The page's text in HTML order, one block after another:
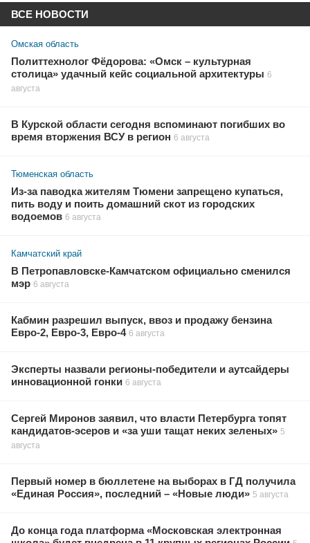
ВСЕ НОВОСТИ
Омская область
Политтехнолог Фёдорова: «Омск – культурная
столица» удачный кейс социальной архитектуры 6
августа
В Курской области сегодня вспоминают погибших во
время вторжения ВСУ в регион 6 августа
Тюменская область
Из-за паводка жителям Тюмени запрещено купаться,
пить воду и поить домашний скот из городских
водоемов 6 августа
Камчатский край
В Петропавловске-Камчатском официально сменился
мэр 6 августа
Кабмин разрешил выпуск, ввоз и продажу бензина
Евро-2, Евро-3, Евро-4 6 августа
Эксперты назвали регионы-победители и аутсайдеры
инновационной гонки 6 августа
Сергей Миронов заявил, что власти Петербурга топят
кандидатов-эсеров и «за уши тащат неких зеленых» 5
августа
Первый номер в бюллетене на выборах в ГД получила
«Единая Россия», последний – «Новые люди» 5 августа
До конца года платформа «Московская электронная